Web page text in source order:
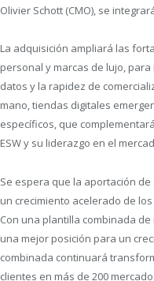
Olivier Schott (CMO), se
La adquisición ampliará las
personal y marcas de lujo,
datos y la rapidez de
mano, tiendas digitales
específicos, que
ESW y su liderazgo en el
Se espera que la aportación
un crecimiento acelerado de
Con una plantilla combinada
una mejor posición para un
combinada continuará
clientes en más de 200